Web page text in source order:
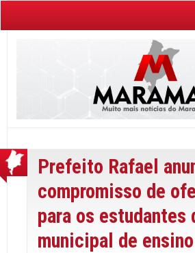
Prefeito Rafael
compromisso de
para os estudantes
municipal de ensino